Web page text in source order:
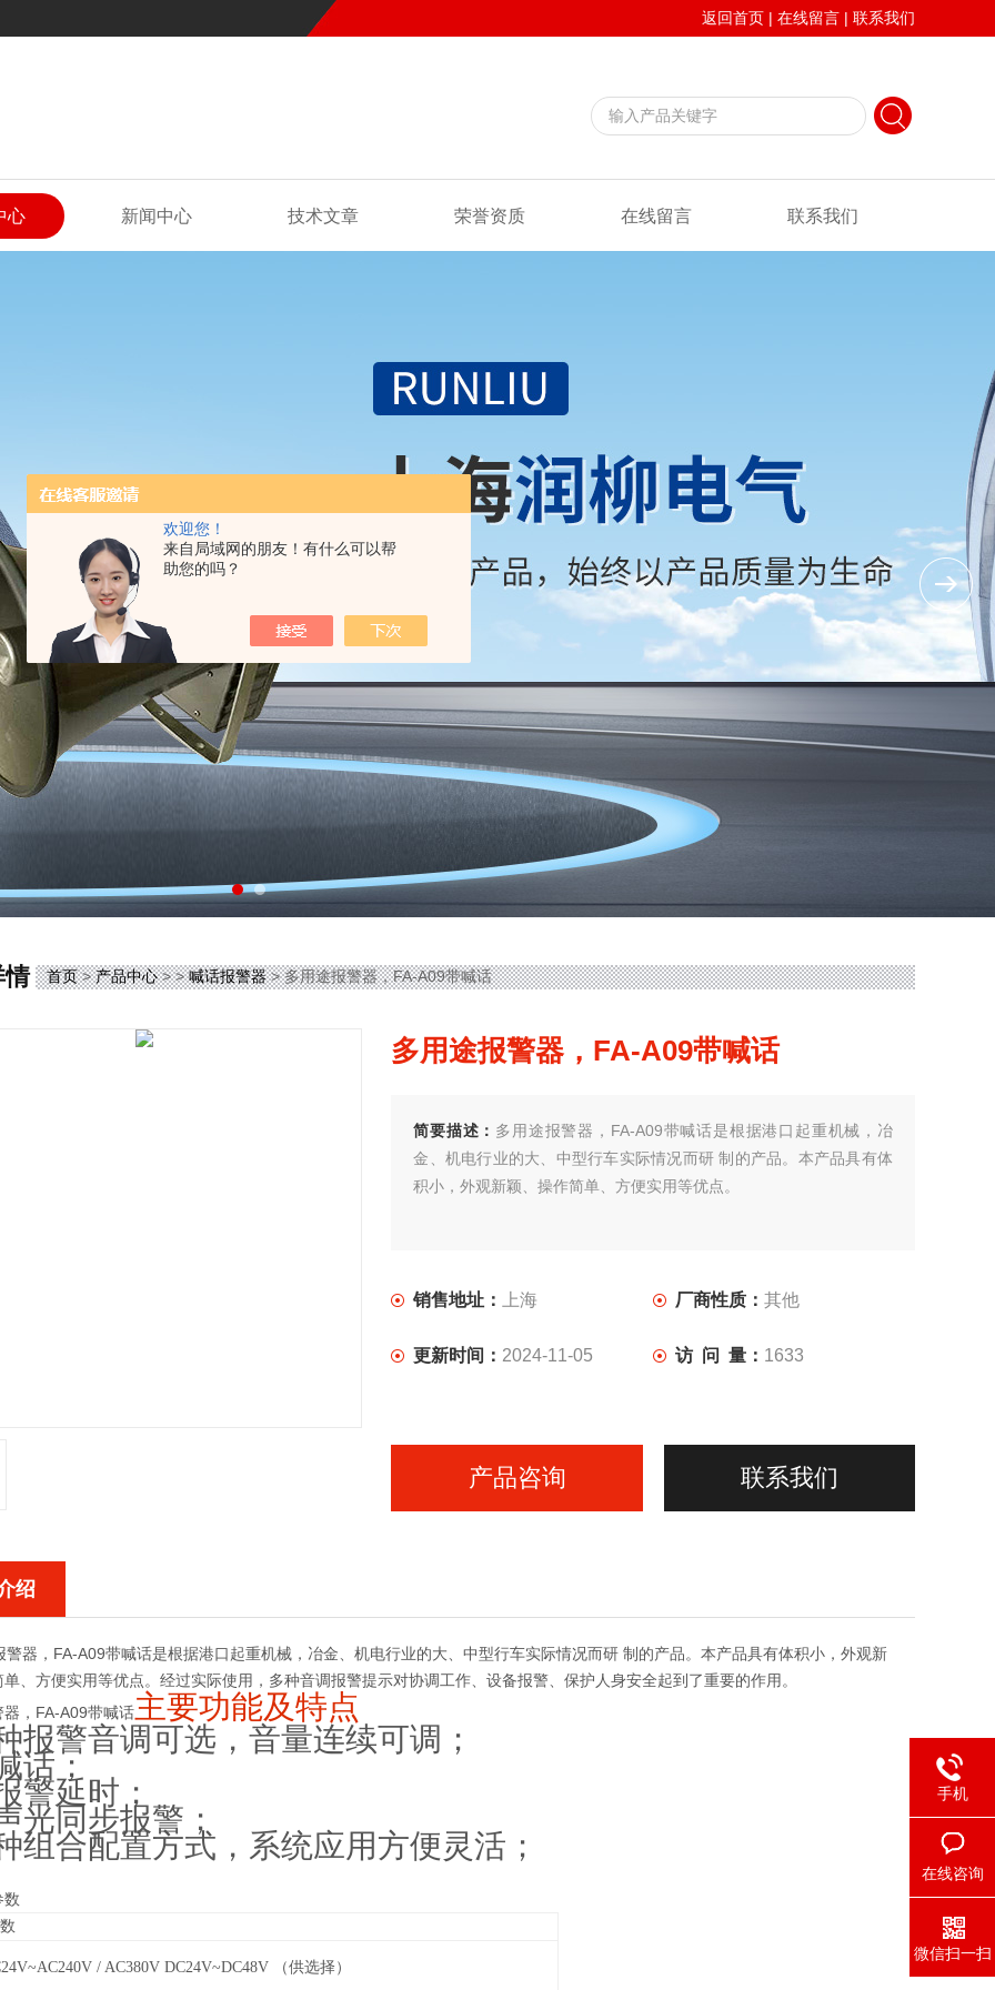
欢迎您！
来自局域网的朋友！有什么可以帮
助您的吗？
返回首页 | 在线留言 | 联系我们
心 新闻中心 技术文章 荣誉资质 在线留言 联系我们
情 首页>产品中心> >喊话报警器> 多用途报警器，FA-A09带喊话
多用途报警器，FA-A09带喊话
简要描述： 多用途报警器，FA-A09带喊话是根据港口起重机械，冶
金、机电行业的大、中型行车实际情况而研 制的产品。本产品具有体
积小，外观新颖、操作简单、方便实用等优点。
销售地址： 上海 厂商性质：其他
更新时间： 2024-11-05 访 问 量： 1633
产品咨询 联系我们
绍
警器，FA-A09带喊话是根据港口起重机械，冶金、机电行业的大、中型行车实际情况而研 制的产品。本产品具有体积小，外观新
、方便实用等优点。经过实际使用，多种音调报警提示对协调工作、设备报警、保护人身安全起到了重要的作用。
，FA-A09带喊话主要功能及特点
报警音调可选，音量连续可调；
话；
警延时；
光同步报警；
组合配置方式，系统应用方便灵活；
数
/ AC380V DC24V~DC48V （供选择）
手机
在线咨询
微信扫一扫